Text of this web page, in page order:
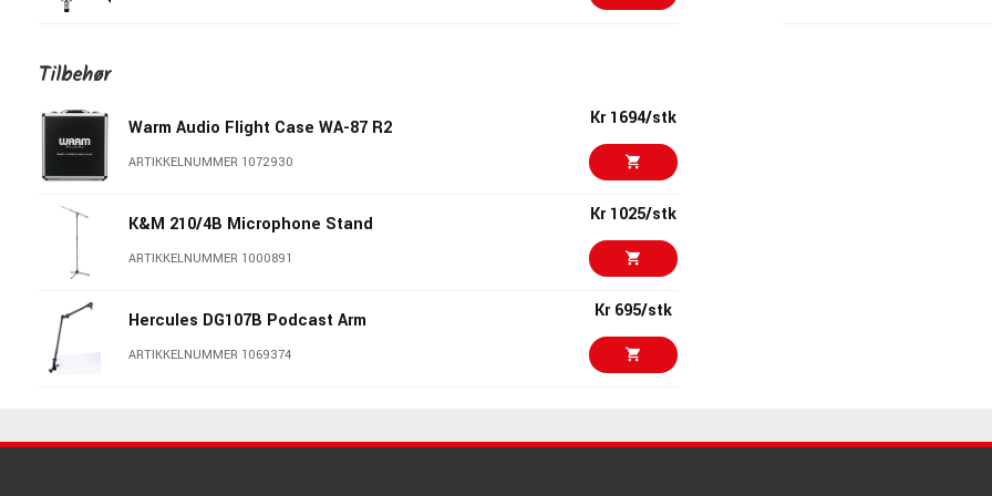
Kr 3078/stk
Kr 9913/stk
Kr 3699/stk
Warm Audio WA-47JR Nickel Sony C-80
Tilbehør
Warm Audio Flight Case WA-87 R2
ARTIKKELNUMMER 1072930
Kr 1694/stk
K&M 210/4B Microphone Stand
ARTIKKELNUMMER 1000891
Kr 1025/stk
Hercules DG107B Podcast Arm
ARTIKKELNUMMER 1069374
Kr 695/stk
ARTIKKELNUMMER 1049383